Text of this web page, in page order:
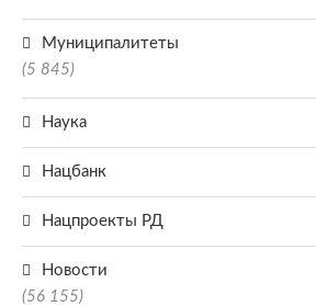
Муниципалитеты
(5 845)
Наука
Нацбанк
Нацпроекты РД
Новости
(56 155)